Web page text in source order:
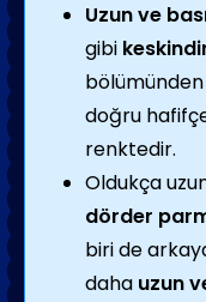
Uzun ve
gibi
doğru
renktedir.
Oldukça
dörder
biri de
daha uzun